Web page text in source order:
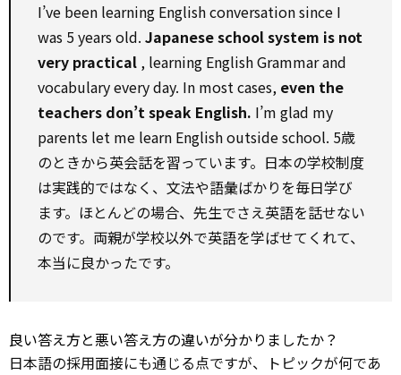
I’ve been learning English conversationsince I
was 5 years old. Japanese school system is not
very practical , learning English Grammar and
vocabulary every day. In most cases, even the
teachers don’t speak English. I’m glad my
parents let me learn English outside school. 5歳
のときから英会話を習っています。日本の学校制度
は実践的ではなく、文法や語彙ばかりを毎日学び
ます。ほとんどの場合、先生でさえ英語を話せない
のです。両親が学校以外で英語を学ばせてくれて、
本当に良かったです。
良い答え方と悪い答え方の違いが分かりましたか？
日本語の採用面接にも通じる点ですが、トピックが何であ